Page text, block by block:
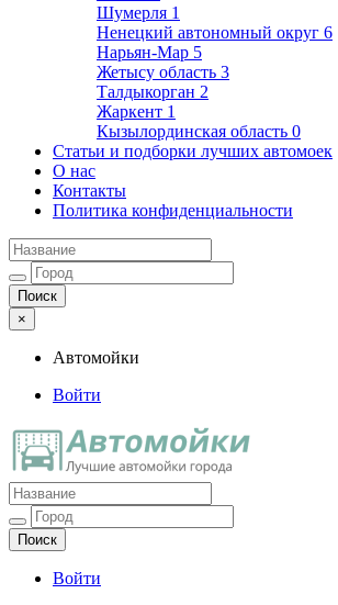
Шумерля 1
Ненецкий автономный округ 6
Нарьян-Мар 5
Жетысу область 3
Талдыкорган 2
Жаркент 1
Кызылординская область 0
Статьи и подборки лучших автомоек
О нас
Контакты
Политика конфиденциальности
×
Автомойки
Войти
Автомойки
Ещё один сайт на WordPress
Войти